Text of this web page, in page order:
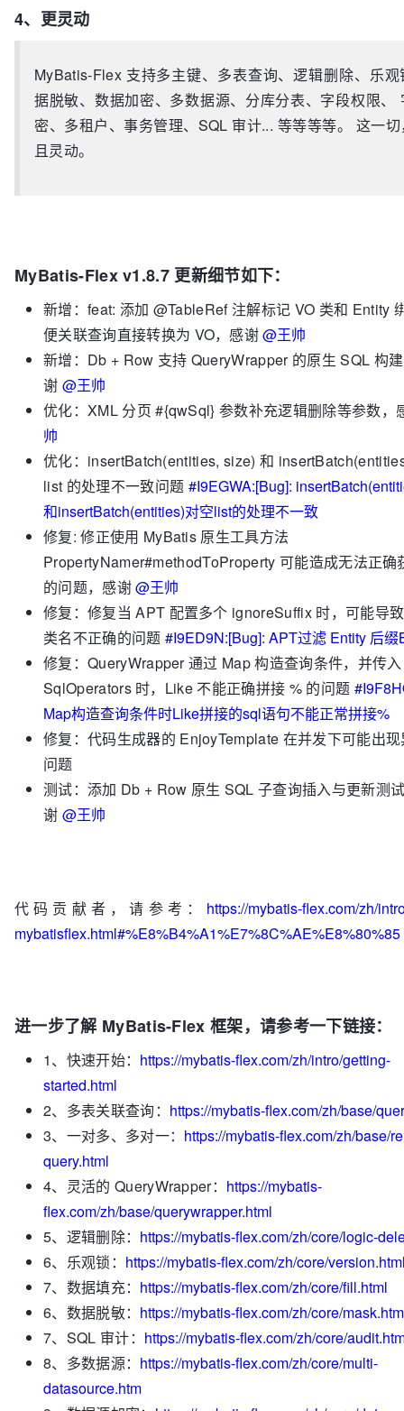
4、更灵动
MyBatis-Flex 支持多主键、多表查询、逻辑删除、乐观
据脱敏、数据加密、多数据源、分库分表、字段权限、
密、多租户、事务管理、SQL 审计... 等等等等。 这一
且灵动。
MyBatis-Flex v1.8.7 更新细节如下：
新增：feat: 添加 @TableRef 注解标记 VO 类和 Entity
便关联查询直接转换为 VO，感谢@王帅
新增：Db + Row 支持 QueryWrapper 的原生 SQL 构
谢 @王帅
优化：XML 分页 #{qwSql} 参数补充逻辑删除等参数，
帅
优化：insertBatch(entities, size) 和
list 的处理不一致问题 #I9EGWA:[Bug]:
和insertBatch(entities)对空list的处理不一致
修复: 修正使用 MyBatis 原生工具方法
PropertyNamer#methodToProperty 可能造成无法正确
的问题，感谢@王帅
修复：修复当 APT 配置多个 ignoreSuffix 时，可能导
类名不正确的问题 #I9ED9N:[Bug]: APT过滤 Entity 后缀
修复：QueryWrapper 通过 Map 构造查询条件，并传入
SqlOperators 时，Like 不能正确拼接 % 的问题
Map构造查询条件时Like拼接的sql语句不能正常拼接%
修复：代码生成器的 EnjoyTemplate 在并发下可能出
问题
测试：添加 Db + Row 原生 SQL 子查询插入与更新测
谢 @王帅
代码贡献者，请参考： https://mybatis-flex.com/zh/
mybatisflex.html#%E8%B4%A1%E7%8C%AE%E8%80%85
进一步了解 MyBatis-Flex 框架，请参考一下链接：
1、快速开始： https://mybatis-flex.com/zh/intro/getting-
started.html
2、多表关联查询： https://mybatis-flex.com/zh/base/
3、一对多、多对一： https://mybatis-flex.com/zh/base/
query.html
4、灵活的 QueryWrapper： https://mybatis-
flex.com/zh/base/querywrapper.html
5、逻辑删除： https://mybatis-flex.com/zh/core/logic-
6、乐观锁： https://mybatis-flex.com/zh/core/
7、数据填充： https://mybatis-flex.com/zh/core/fill.html
6、数据脱敏： https://mybatis-flex.com/zh/core/
7、SQL 审计： https://mybatis-flex.com/zh/core/
8、多数据源： https://mybatis-flex.com/zh/core/multi-
datasource.htm